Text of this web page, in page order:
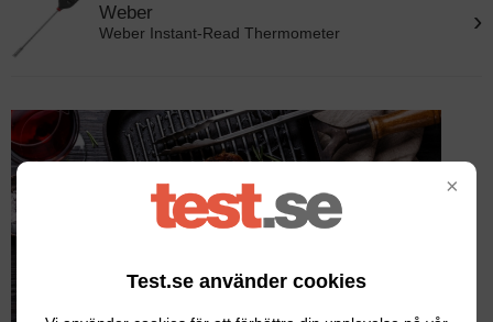
×
Test.se använder cookies
Weber
Weber Instant-Read Thermometer ›